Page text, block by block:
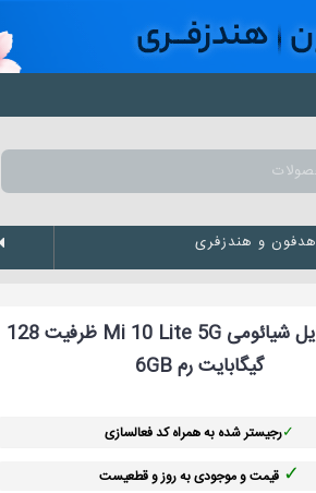
هدفون و هندزفری
گوشی موبایل شیائومی Mi 10 Lite 5G ظرفیت 128
گیگابایت رم 6GB
✓رجیستر شده به همراه کد فعالسازی
✓ قیمت و موجودی به روز و قطعیست